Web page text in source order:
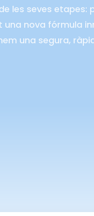
les seves etapes:
nova fórmula
una segura,